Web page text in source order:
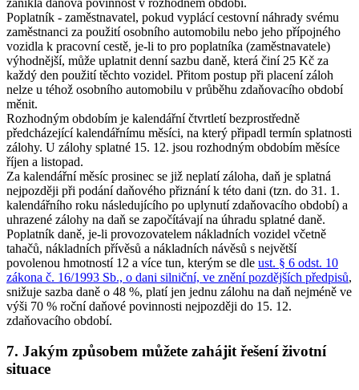
Poplatník - zaměstnavatel, pokud vyplácí cestovní náhrady svému
zaměstnanci za použití osobního automobilu nebo jeho přípojného
vozidla k pracovní cestě, je-li to pro poplatníka (zaměstnavatele)
výhodnější, může uplatnit denní sazbu daně, která činí 25 Kč za
každý den použití těchto vozidel. Přitom postup při placení záloh
nelze u téhož osobního automobilu v průběhu zdaňovacího období
měnit.
Rozhodným obdobím je kalendářní čtvrtletí bezprostředně
předcházející kalendářnímu měsíci, na který připadl termín splatnosti
zálohy. U zálohy splatné 15. 12. jsou rozhodným obdobím měsíce
říjen a listopad.
Za kalendářní měsíc prosinec se již neplatí záloha, daň je splatná
nejpozději při podání daňového přiznání k této dani (tzn. do 31. 1.
kalendářního roku následujícího po uplynutí zdaňovacího období) a
uhrazené zálohy na daň se započítávají na úhradu splatné daně.
Poplatník daně, je-li provozovatelem nákladních vozidel včetně
tahačů, nákladních přívěsů a nákladních návěsů s největší
povolenou hmotností 12 a více tun, kterým se dle ust. § 6 odst. 10
zákona č. 16/1993 Sb., o dani silniční, ve znění pozdějších předpisů,
snižuje sazba daně o 48 %, platí jen jednu zálohu na daň nejméně ve
výši 70 % roční daňové povinnosti nejpozději do 15. 12.
zdaňovacího období.
7. Jakým způsobem můžete zahájit řešení životní
situace